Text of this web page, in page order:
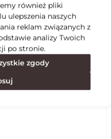
również pliki
ulepszenia naszych
reklam związanych z
analizy Twoich
po stronie.
zgody